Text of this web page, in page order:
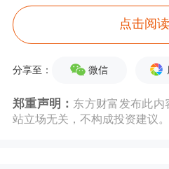
表示平安的高质量
词，第一是可持续
构，第三是增长的质
2022年，受宏观经
点击阅
分享至： 微信
郑重声明： 东方财富发布此内
站立场无关，不构成投资建议